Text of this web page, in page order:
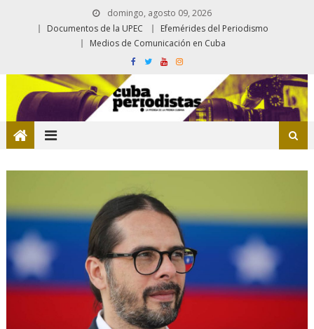
domingo, agosto 09, 2026
Documentos de la UPEC
Efemérides del Periodismo
Medios de Comunicación en Cuba